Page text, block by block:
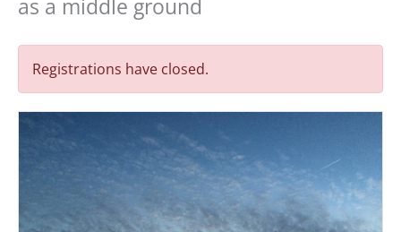
as a middle ground
Registrations have closed.